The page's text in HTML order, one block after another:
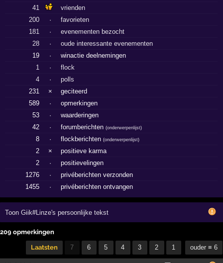
41
vrienden
200
·
favorieten
181
·
evenementen bezocht
28
·
oude interessante evenementen
19
·
winactie deelnemingen
1
·
flock
4
·
polls
231
×
geciteerd
589
·
opmerkingen
53
·
waarderingen
42
· forumberichten(onderwerpenlijst)
8 · flockberichten(onderwerpenlijst)
2 ×
positieve karma
2
·
positievelingen
1276
·
privéberichten verzonden
1455
· privéberichten ontvangen
Toon Giik#Linze's persoonlijke tekst
209 opmerkingen
Laatsten 7 6 5 4 3 2 1 ouder ≡ 6